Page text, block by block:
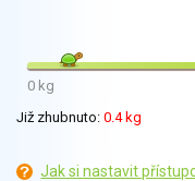
0 kg
Již zhubnuto: 0.4 kg
Jak si nastavit